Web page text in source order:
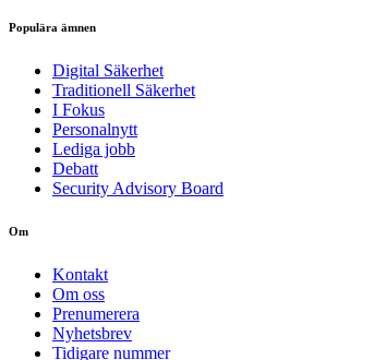
Populära ämnen
Digital Säkerhet
Traditionell Säkerhet
I Fokus
Personalnytt
Lediga jobb
Debatt
Security Advisory Board
Om
Kontakt
Om oss
Prenumerera
Nyhetsbrev
Tidigare nummer